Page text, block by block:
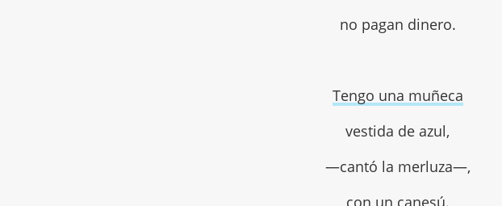
no pagan dinero.
Tengo una muñeca
vestida de azul,
—cantó la merluza—,